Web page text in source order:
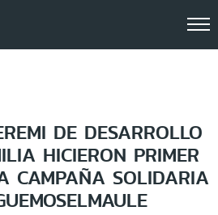
DE DESARROLLO
HICIERON PRIMER
CAMPAÑA SOLIDARIA